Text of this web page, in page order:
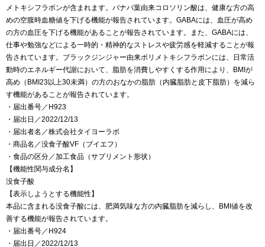
メトキシフラボンが含まれます。バナバ葉由来コロソリン酸は、健康な方の高
めの空腹時血糖値を下げる機能が報告されています。GABAには、血圧が高め
の方の血圧を下げる機能があることが報告されています。また、GABAには、
仕事や勉強などによる一時的・精神的なストレスや疲労感を軽減することが報
告されています。ブラックジンジャー由来ポリメトキシフラボンには、日常活
動時のエネルギー代謝において、脂肪を消費しやすくする作用により、BMIが
高め（BMI23以上30未満）の方のおなかの脂肪（内臓脂肪と皮下脂肪）を減ら
す機能があることが報告されています。
・届出番号／H923
・届出日／2022/12/13
・届出者名／株式会社タイヨーラボ
・商品名／没食子酸VF（ブイエフ）
・食品の区分／加工食品（サプリメント形状）
【機能性関与成分名】
没食子酸
【表示しようとする機能性】
本品に含まれる没食子酸には、肥満気味な方の内臓脂肪を減らし、BMI値を改
善する機能が報告されています。
・届出番号／H924
・届出日／2022/12/13